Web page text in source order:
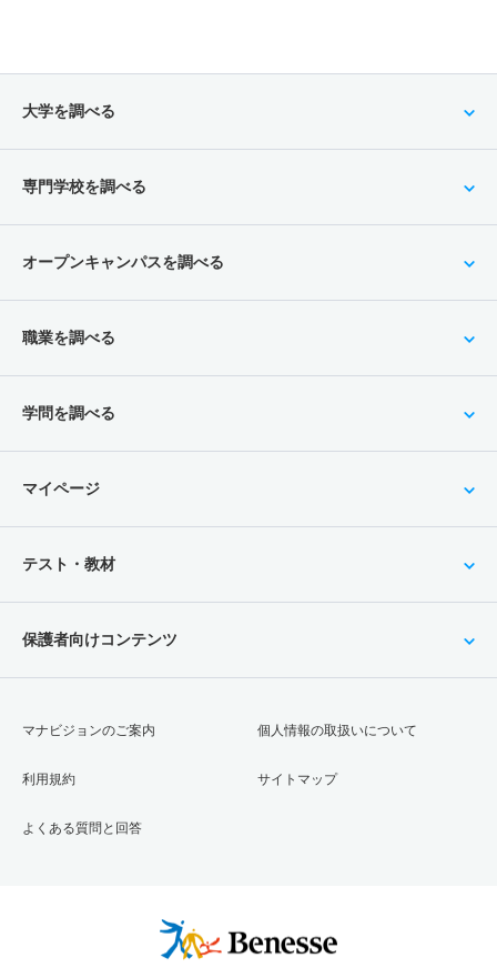
大学を調べる
専門学校を調べる
オープンキャンパスを調べる
職業を調べる
学問を調べる
マイページ
テスト・教材
保護者向けコンテンツ
マナビジョンのご案内
利用規約
よくある質問と回答
個人情報の取扱いについて
サイトマップ